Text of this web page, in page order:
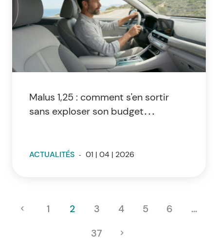
Malus 1,25 : comment s'en sortir
sans exploser son budget
ACTUALITÉS - 01 | 04 | 2026
1 2 3 4 5 6
…
37